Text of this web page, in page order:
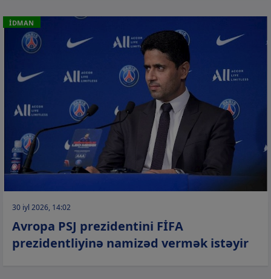
İDMAN
30 iyl 2026, 14:02
Avropa PSJ prezidentini FİFA
prezidentliyinə namizəd vermək istəyir